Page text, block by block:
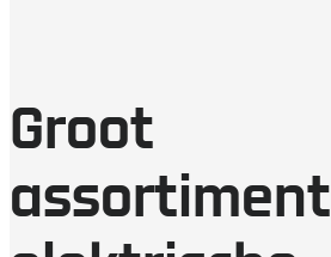
Groot
assortiment